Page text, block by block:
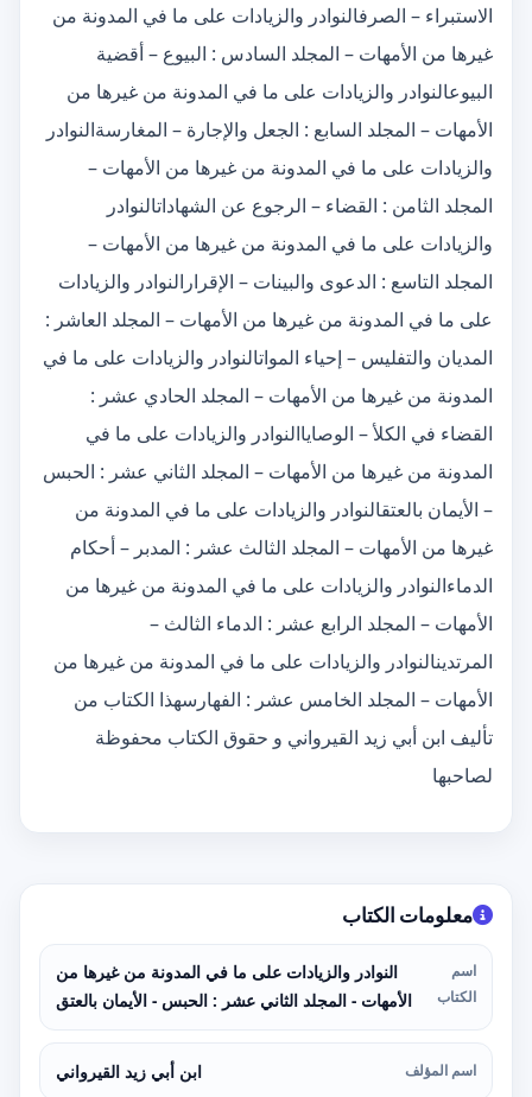
الاستبراء – الصرفالنوادر والزيادات على ما في المدونة من
غيرها من الأمهات – المجلد السادس : البيوع – أقضية
البيوعالنوادر والزيادات على ما في المدونة من غيرها من
الأمهات – المجلد السابع : الجعل والإجارة – المغارسةالنوادر
والزيادات على ما في المدونة من غيرها من الأمهات –
المجلد الثامن : القضاء – الرجوع عن الشهاداتالنوادر
والزيادات على ما في المدونة من غيرها من الأمهات –
المجلد التاسع : الدعوى والبينات – الإقرارالنوادر والزيادات
على ما في المدونة من غيرها من الأمهات – المجلد العاشر :
المديان والتفليس – إحياء المواتالنوادر والزيادات على ما في
المدونة من غيرها من الأمهات – المجلد الحادي عشر :
القضاء في الكلأ – الوصاياالنوادر والزيادات على ما في
المدونة من غيرها من الأمهات – المجلد الثاني عشر : الحبس
– الأيمان بالعتقالنوادر والزيادات على ما في المدونة من
غيرها من الأمهات – المجلد الثالث عشر : المدبر – أحكام
الدماءالنوادر والزيادات على ما في المدونة من غيرها من
الأمهات – المجلد الرابع عشر : الدماء الثالث –
المرتدينالنوادر والزيادات على ما في المدونة من غيرها من
الأمهات – المجلد الخامس عشر : الفهارسهذا الكتاب من
تأليف ابن أبي زيد القيرواني و حقوق الكتاب محفوظة
لصاحبها
معلومات الكتاب
اسم
الكتاب
النوادر والزيادات على ما في المدونة من غيرها من
الأمهات - المجلد الثاني عشر : الحبس - الأيمان بالعتق
اسم المؤلف ابن أبي زيد القيرواني